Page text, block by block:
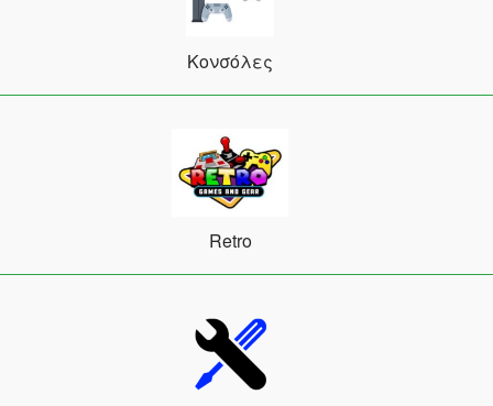
Κονσόλες
Retro